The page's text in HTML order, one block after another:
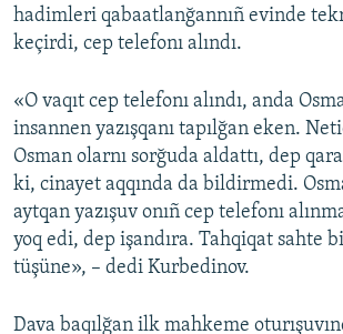
hadimleri qabaatlanğannıñ evinde
keçirdi, cep telefonı alındı.
«O vaqıt cep telefonı alındı, anda
insannen yazışqanı tapılğan eken.
Osman olarnı sorğuda aldattı, dep
ki, cinayet aqqında da bildirmedi.
aytqan yazışuv onıñ cep telefonı
yoq edi, dep işandıra. Tahqiqat sahte
tüşüne», – dedi Kurbedinov.
Dava baqılğan ilk mahkeme